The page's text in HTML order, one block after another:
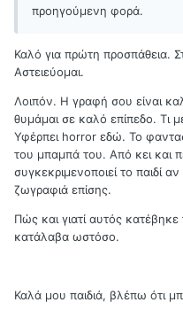
προηγούμενη φορά.
Καλό για πρώτη προσπάθεια.
Αστειεύομαι.
Λοιπόν. Η γραφή σου είναι
θυμάμαι σε καλό επίπεδο. Τι
Υφέρπει horror εδώ. Το
του μπαμπά του. Από κει και
συγκεκριμενοποιεί το παιδί
ζωγραφιά επίσης.
Πώς και γιατί αυτός
κατάλαβα ωστόσο.
Καλά μου παιδιά, βλέπω ότι